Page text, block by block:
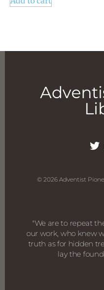
© 2026 Adventist
"We are to repeat
our work, who knew
truth as for hidden
lay the